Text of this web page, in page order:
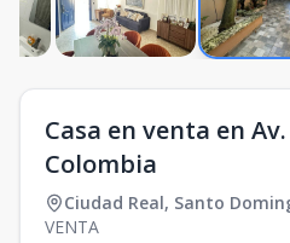
Casa en venta en
Colombia
Ciudad Real, Santo
VENTA